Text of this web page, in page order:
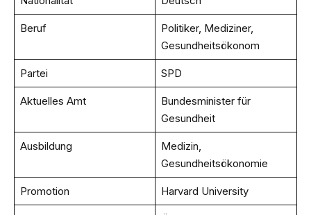
Beruf
Politiker, Mediziner,
Gesundheitsökonom
Partei SPD
Aktuelles Amt
Bundesminister für
Gesundheit
Ausbildung
Medizin,
Gesundheitsökonomie
Promotion Harvard University